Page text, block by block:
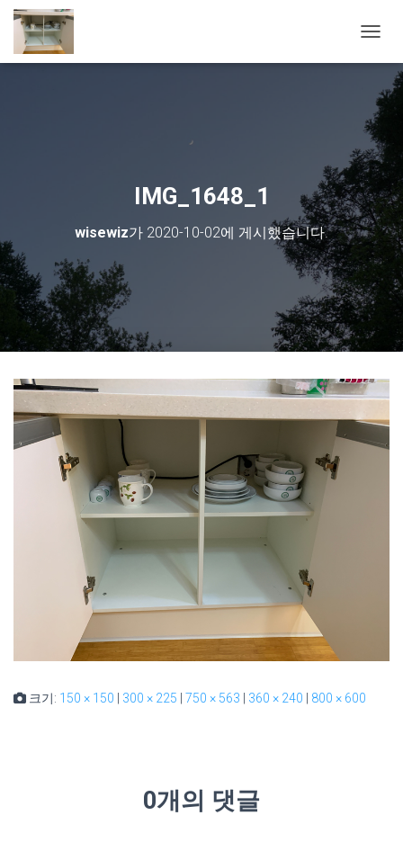
IMG_1648_1
wisewiz가 2020-10-02에 게시했습니다.
크기: 150 × 150 | 300 × 225 | 750 × 563 | 360 × 240 | 800 × 600
0개의 댓글